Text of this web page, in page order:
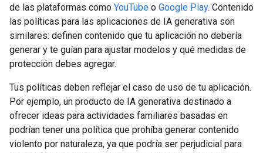
de las plataformas como YouTube o Google Play. Contenido
las políticas para las aplicaciones de IA generativa son
similares: definen contenido que tu aplicación no debería
generar y te guían para ajustar modelos y qué medidas de
protección debes agregar.
Tus políticas deben reflejar el caso de uso de tu aplicación.
Por ejemplo, un producto de IA generativa destinado a
ofrecer ideas para actividades familiares basadas en
podrían tener una política que prohíba generar contenido
violento por naturaleza, ya que podría ser perjudicial para